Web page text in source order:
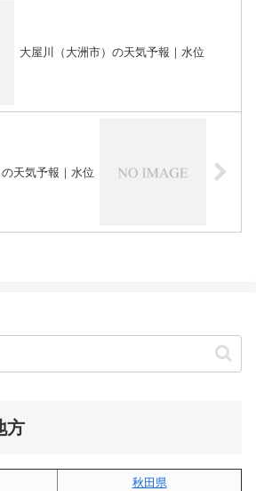
大屋川（大洲市）の天気予報｜水位
天気予報｜水位
方
秋田県